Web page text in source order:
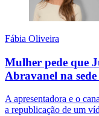
Fábia Oliveira
Mulher pede que
Abravanel na
A apresentadora e o
a republicação de um